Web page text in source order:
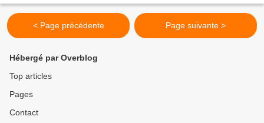
< Page précédente Page suivante >
Hébergé par Overblog
Top articles
Pages
Contact